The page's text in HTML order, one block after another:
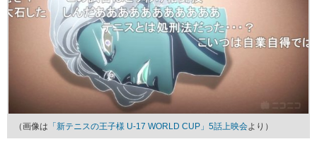
（画像は 「新テニスの王子様 U-17 WORLD CUP」5話上映会より）